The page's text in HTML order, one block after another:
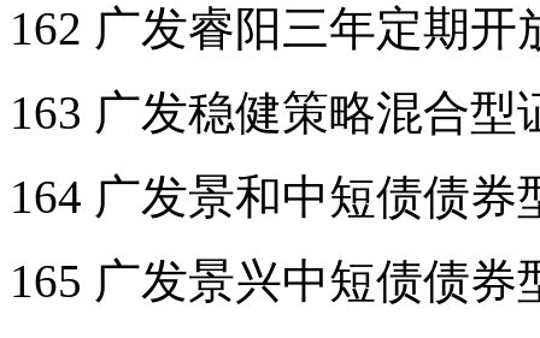
162 广发睿阳三年定期
163 广发稳健策略混合型
164 广发景和中短债债券
165 广发景兴中短债债券